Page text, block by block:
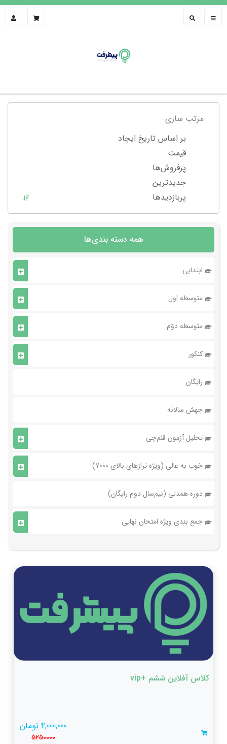
مرتب سازی
بر اساس تاریخ ایجاد
قیمت
پرفروش‌ها
جدیدترین
پربازدید‌ها
همه دسته بندی‌ها
ابتدایی
متوسطه اول
متوسطه دوّم
کنکور
رایگان
جهش سالانه
تحلیل آزمون قلم‌چی
خوب به عالی (ویژه ترازهای بالای 7000)
دوره همدلی (نیم‌سال دوم رایگان)
جمع بندی ویژه امتحان نهایی
کلاس آفلاین ششم +vip
4,000,000 تومان
5250000